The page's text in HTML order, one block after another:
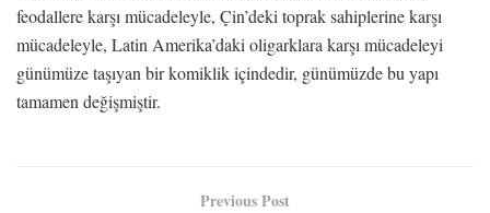
feodallere karşı mücadeleyle, Çin’deki toprak sahiplerine karşı
mücadeleyle, Latin Amerika’daki oligarklara karşı mücadeleyi
günümüze taşıyan bir komiklik içindedir, günümüzde bu yapı
tamamen değişmiştir.
Previous Post